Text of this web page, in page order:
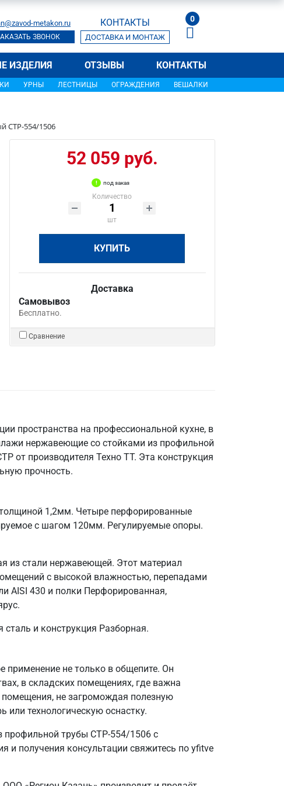
metakon.ru
ЗВОНОК
КОНТАКТЫ
ДОСТАВКА И МОНТАЖ
0
ИЗДЕЛИЯ ОТЗЫВЫ КОНТАКТЫ
УРНЫ ЛЕСТНИЦЫ ОГРАЖДЕНИЯ ВЕШАЛКИ
СТР-554/1506
52 059 руб.
под заказ
Количество
шт
КУПИТЬ
Доставка
Самовывоз
Бесплатно.
Сравнение
пространства на профессиональной кухне, в
нержавеющие со стойками из профильной
от производителя Техно ТТ. Эта конструкция
прочность.
1,2мм. Четыре перфорированные
с шагом 120мм. Регулируемые опоры.
из стали нержавеющей. Этот материал
с высокой влажностью, перепадами
AISI 430 и полки Перфорированная,
и конструкция Разборная.
не только в общепите. Он
в складских помещениях, где важна
не загромождая полезную
или технологическую оснастку.
профильной трубы СТР-554/1506 с
получения консультации свяжитесь по yfitve